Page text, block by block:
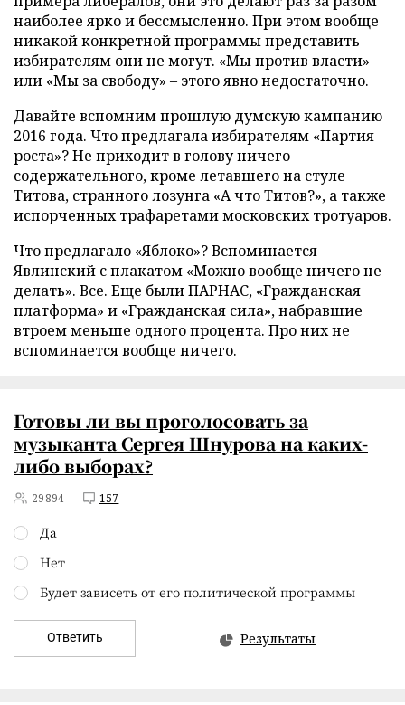
наиболее ярко и бессмысленно. При этом вообще
никакой конкретной программы представить
избирателям они не могут. «Мы против власти»
или «Мы за свободу» – этого явно недостаточно.
Давайте вспомним прошлую думскую кампанию
2016 года. Что предлагала избирателям «Партия
роста»? Не приходит в голову ничего
содержательного, кроме летавшего на стуле
Титова, странного лозунга «А что Титов?», а также
испорченных трафаретами московских тротуаров.
Что предлагало «Яблоко»? Вспоминается
Явлинский с плакатом «Можно вообще ничего не
делать». Все. Еще были ПАРНАС, «Гражданская
платформа» и «Гражданская сила», набравшие
втроем меньше одного процента. Про них не
вспоминается вообще ничего.
Готовы ли вы проголосовать за
музыканта Сергея Шнурова на каких-
либо выборах?
29894 157
Да
Нет
Будет зависеть от его политической программы
Ответить Результаты